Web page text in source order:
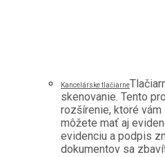
Kancelárske tlačiarne
skenovanie. Tento
rozšírenie, ktoré
môžete mať aj
evidenciu a podpis
dokumentov sa